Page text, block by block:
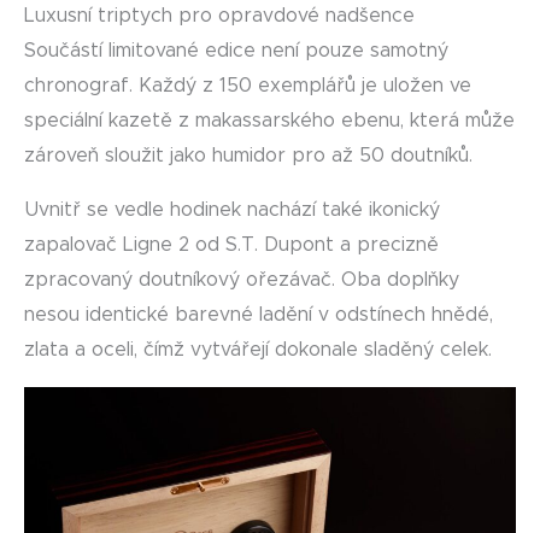
Luxusní triptych pro opravdové nadšence
Součástí limitované edice není pouze samotný
chronograf. Každý z 150 exemplářů je uložen ve
speciální kazetě z makassarského ebenu, která může
zároveň sloužit jako humidor pro až 50 doutníků.
Uvnitř se vedle hodinek nachází také ikonický
zapalovač Ligne 2 od S.T. Dupont a precizně
zpracovaný doutníkový ořezávač. Oba doplňky
nesou identické barevné ladění v odstínech hnědé,
zlata a oceli, čímž vytvářejí dokonale sladěný celek.